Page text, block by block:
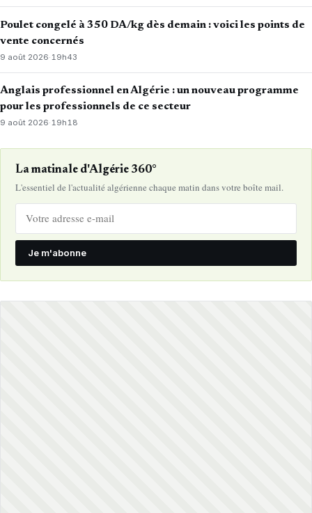
Poulet congelé à 350 DA/kg dès demain : voici les points de
vente concernés
9 août 2026· 19h43
Anglais professionnel en Algérie : un nouveau programme
pour les professionnels de ce secteur
9 août 2026·19h18
La matinale d'Algérie 360°
L'essentiel de l'actualité algérienne chaque matin dans votre boîte mail.
Je m'abonne